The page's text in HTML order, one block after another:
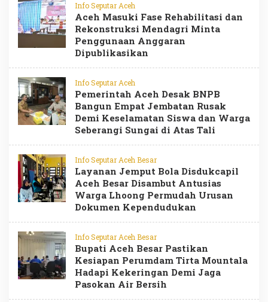
Info Seputar Aceh
Aceh Masuki Fase Rehabilitasi dan
Rekonstruksi Mendagri Minta
Penggunaan Anggaran
Dipublikasikan
Info Seputar Aceh
Pemerintah Aceh Desak BNPB
Bangun Empat Jembatan Rusak
Demi Keselamatan Siswa dan Warga
Seberangi Sungai di Atas Tali
Info Seputar Aceh Besar
Layanan Jemput Bola Disdukcapil
Aceh Besar Disambut Antusias
Warga Lhoong Permudah Urusan
Dokumen Kependudukan
Info Seputar Aceh Besar
Bupati Aceh Besar Pastikan
Kesiapan Perumdam Tirta Mountala
Hadapi Kekeringan Demi Jaga
Pasokan Air Bersih